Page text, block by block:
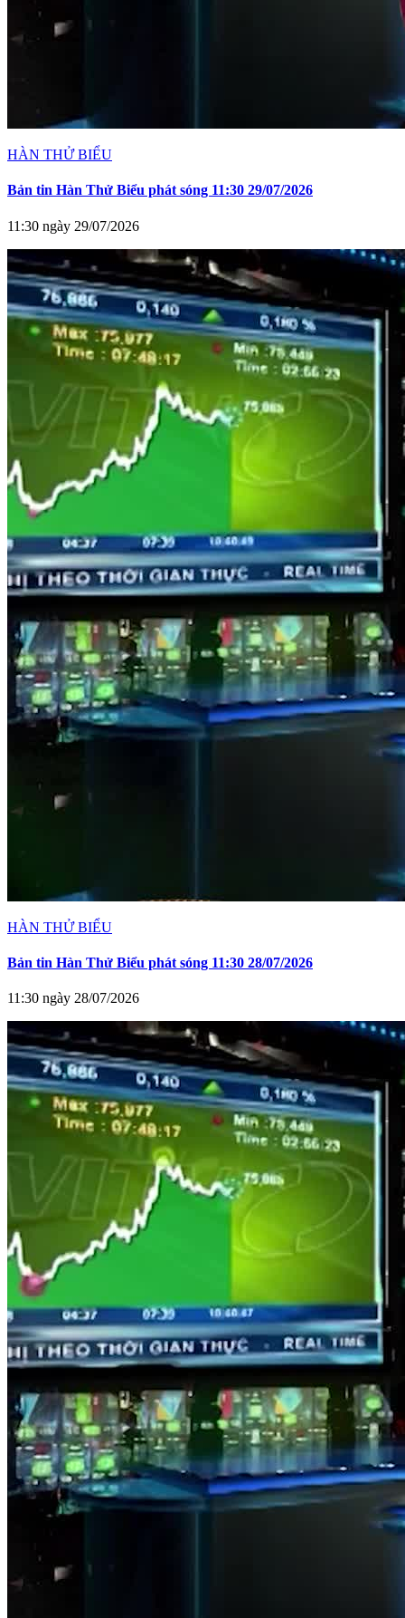
HÀN THỬ BIỂU
Bản tin Hàn Thử Biểu phát sóng 11:30 29/07/2026
11:30 ngày 29/07/2026
HÀN THỬ BIỂU
Bản tin Hàn Thử Biểu phát sóng 11:30 28/07/2026
11:30 ngày 28/07/2026